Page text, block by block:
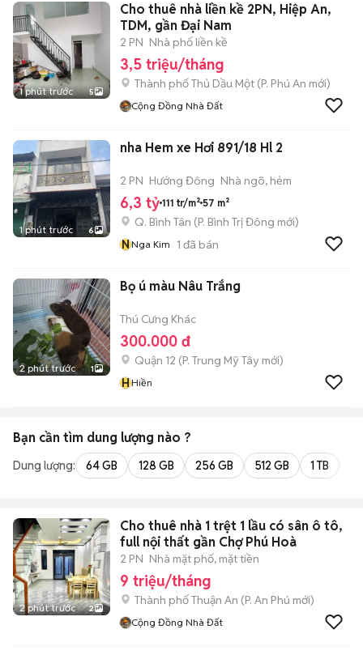
1 phút trước 5
Cho thuê nhà liền kề 2PN, Hiệp An,
TDM, gần Đại Nam
2 PN Nhà phố liền kề
3,5 triệu/tháng
Thành phố Thủ Dầu Một (P. Phú An mới)
Cộng Đồng Nhà Đất
1 phút trước 6
nha Hem xe Hơi 891/18 Hl 2
2 PN Hướng Đông Nhà ngõ, hẻm
6,3 tỷ 111 tr/m² 57 m²
Q. Bình Tân (P. Bình Trị Đông mới)
NNga Kim 1 đã bán
2 phút trước 1
Bọ ú màu Nâu Trắng
Thú Cưng Khác
300.000 đ
Quận 12 (P. Trung Mỹ Tây mới)
HHiền
Bạn cần tìm dung lượng nào ?
Dung lượng: 64 GB 128 GB 256 GB 512 GB 1 TB
2 phút trước 2
Cho thuê nhà 1 trệt 1 lầu có sân ô tô,
full nội thất gần Chợ Phú Hoà
2 PN Nhà mặt phố, mặt tiền
9 triệu/tháng
Thành phố Thuận An (P. An Phú mới)
Cộng Đồng Nhà Đất